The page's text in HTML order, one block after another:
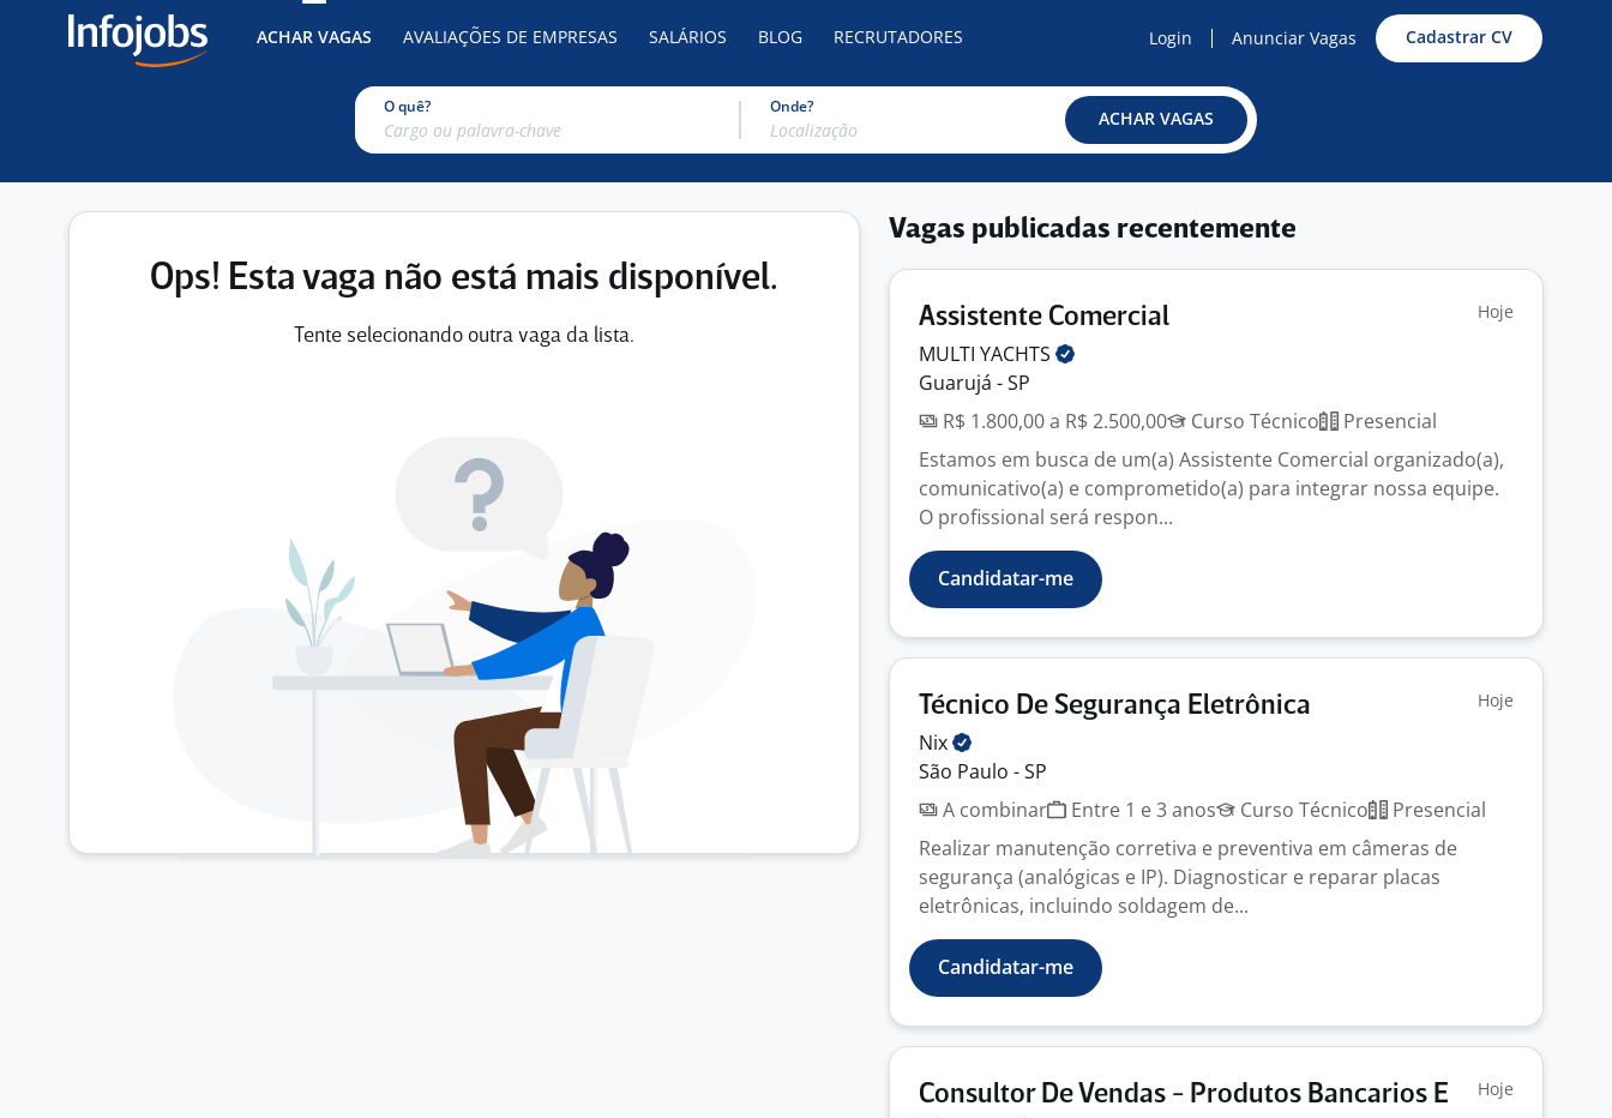
ACHAR VAGAS AVALIAÇÕES DE EMPRESAS SALÁRIOS BLOG RECRUTADORES Login Anunciar Vagas Cadastrar CV
O quê? Onde?
ACHAR VAGAS
Ops! Esta vaga não está mais disponível.
Tente selecionando outra vaga da lista.
Vagas publicadas recentemente
Assistente Comercial Hoje
MULTI YACHTS
Guarujá - SP
R$ 1.800,00 a R$ 2.500,00
Curso Técnico
Presencial
Estamos em busca de um(a) Assistente Comercial organizado(a),
comunicativo(a) e comprometido(a) para integrar nossa equipe.
O profissional será respon...
Candidatar-me
Técnico De Segurança Eletrônica Hoje
Nix
São Paulo - SP
A combinar
Entre 1 e 3 anos Curso Técnico
Presencial
Realizar manutenção corretiva e preventiva em câmeras de
segurança (analógicas e IP). Diagnosticar e reparar placas
eletrônicas, incluindo soldagem de...
Candidatar-me
Consultor De Vendas - Produtos Bancarios E
Hoje